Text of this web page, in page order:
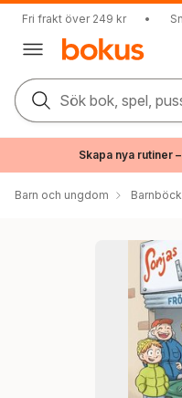
Fri frakt över 249 kr •
Sök bok, spel,
Skapa nya rutiner
Barn och ungdom